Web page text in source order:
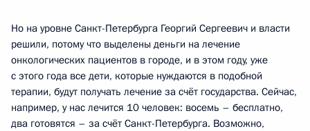
Но на уровне Санкт-Петербурга Георгий Сергеевич и власти
решили, потому что выделены деньги на лечение
онкологических пациентов в городе, и в этом году, уже
с этого года все дети, которые нуждаются в подобной
терапии, будут получать лечение за счёт государства. Сейчас,
например, у нас лечится 10 человек: восемь – бесплатно,
два готовятся – за счёт Санкт-Петербурга. Возможно,